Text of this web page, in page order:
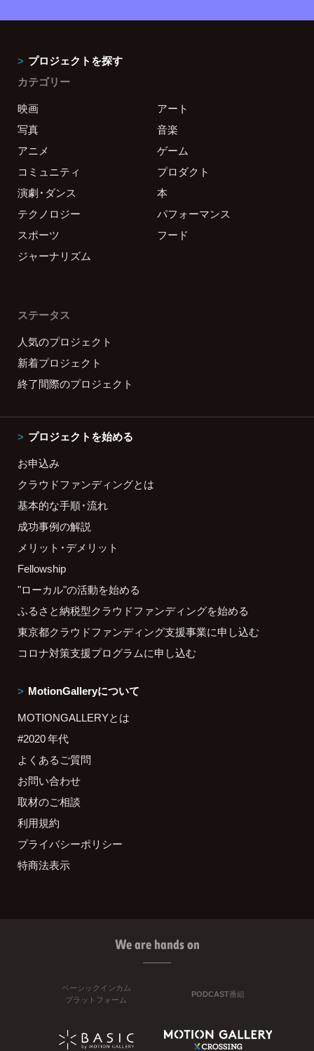
プロジェクトを探す
カテゴリー
映画
アート
写真
音楽
アニメ
ゲーム
コミュニティ
プロダクト
演劇・ダンス
本
テクノロジー
パフォーマンス
スポーツ
フード
ジャーナリズム
ステータス
人気のプロジェクト
新着プロジェクト
終了間際のプロジェクト
プロジェクトを始める
お申込み
クラウドファンディングとは
基本的な手順・流れ
成功事例の解説
メリット・デメリット
Fellowship
"ローカル"の活動を始める
ふるさと納税型クラウドファンディングを始める
東京都クラウドファンディング支援事業に申し込む
コロナ対策支援プログラムに申し込む
MotionGalleryについて
MOTIONGALLERYとは
#2020 年代
よくあるご質問
お問い合わせ
取材のご相談
利用規約
プライバシーポリシー
特商法表示
We are hands on
ベーシックインカム
プラットフォーム
PODCAST番組